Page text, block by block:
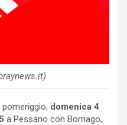
domenica 4
a Pessano con Bornago,